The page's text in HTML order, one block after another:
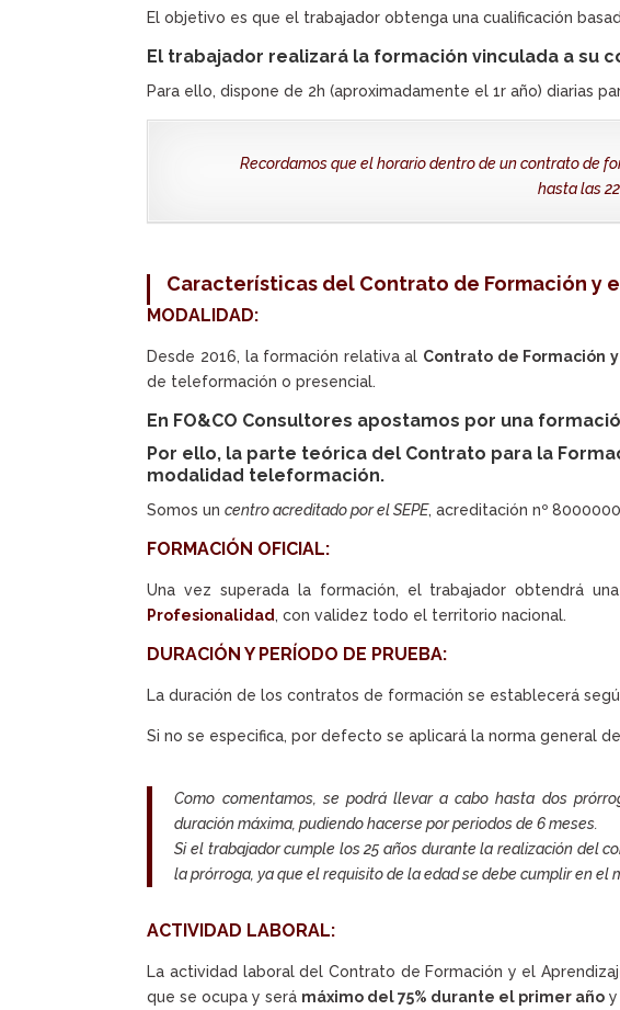
El objetivo es que el trabajador obtenga una cualificación
El trabajador realizará la formación vinculada a su
Para ello, dispone de 2h (aproximadamente el 1r año) diarias
Recordamos que el horario dentro de un contrato de
hasta las
Características del Contrato de Formación y
MODALIDAD:
Desde 2016, la formación relativa al Contrato de Formación
de teleformación o presencial.
En FO&CO Consultores apostamos por una
Por ello, la parte teórica del Contrato para la
modalidad teleformación.
Somos uncentro acreditado por el SEPE, acreditación nº
FORMACIÓN OFICIAL:
Una vez superada la formación, el trabajador obtendrá
Profesionalidad, con validez todo el territorio nacional.
DURACIÓN Y PERÍODO DE PRUEBA:
La duración de los contratos de formación se establecerá
Si no se especifica, por defecto se aplicará la norma general
Como comentamos, se podrá llevar a cabo hasta dos
duración máxima, pudiendo hacerse por periodos de 6 meses.
Si el trabajador cumple los 25 años durante la realización del
la prórroga, ya que el requisito de la edad se debe cumplir en el
ACTIVIDAD LABORAL:
La actividad laboral del Contrato de Formación y el
que se ocupa y será máximo del 75% durante el primer año